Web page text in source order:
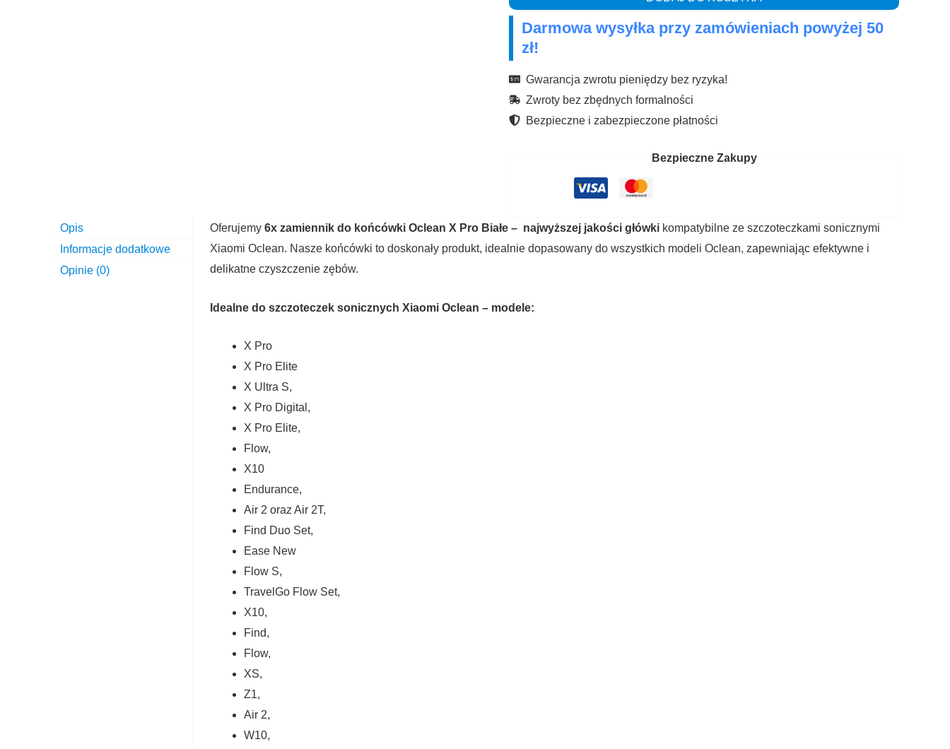
do
końcówki
Oclean
Pro
Białe
Darmowa wysyłka przy zamówieniach powyżej 50
zł!
Gwarancja zwrotu pieniędzy bez ryzyka!
Zwroty bez zbędnych formalności
Bezpieczne i zabezpieczone płatności
Bezpieczne Zakupy
Opis
Informacje dodatkowe
Opinie (0)
Oferujemy 6x zamiennik do końcówki Oclean X Pro Białe – najwyższej jakości główki kompatybilne ze szczoteczkami sonicznymi
Xiaomi Oclean. Nasze końcówki to doskonały produkt, idealnie dopasowany do wszystkich modeli Oclean, zapewniając efektywne i
delikatne czyszczenie zębów.
Idealne do szczoteczek sonicznych Xiaomi Oclean – modele:
X Pro
X Pro Elite
X Ultra S,
X Pro Digital,
X Pro Elite,
Flow,
X10
Endurance,
Air 2 oraz Air 2T,
Find Duo Set,
Ease New
Flow S,
TravelGo Flow Set,
X10,
Find,
Flow,
XS,
Z1,
Air 2,
W10,